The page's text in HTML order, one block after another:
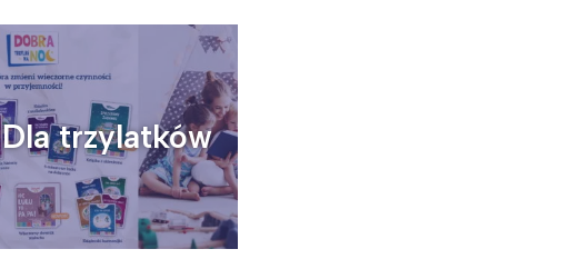
Wiewiórka na kwitnącym polu
Dla trzylatków